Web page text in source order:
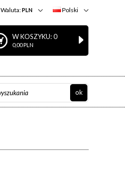
Waluta:PLN Polski
W KOSZYKU: 0
0,00 PLN